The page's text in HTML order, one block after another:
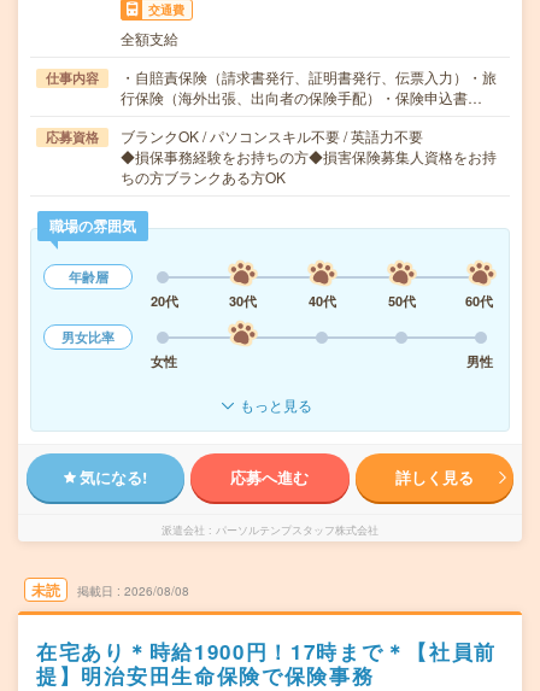
交通費
全額支給
仕事内容
・自賠責保険（請求書発行、証明書発行、伝票入力）・旅
行保険（海外出張、出向者の保険手配）・保険申込書…
応募資格
ブランクOK / パソコンスキル不要 / 英語力不要
◆損保事務経験をお持ちの方◆損害保険募集人資格をお持
ちの方ブランクある方OK
職場の雰囲気
年齢層
20代
30代 40代 50代
60代
男女比率
女性
男性
もっと見る
気になる! 応募へ進む 詳しく見る
派遣会社 パーソルテンプスタッフ株式会社
未読 掲載日 2026/08/08
在宅あり＊時給1900円！17時まで＊【社員前
提】明治安田生命保険で保険事務